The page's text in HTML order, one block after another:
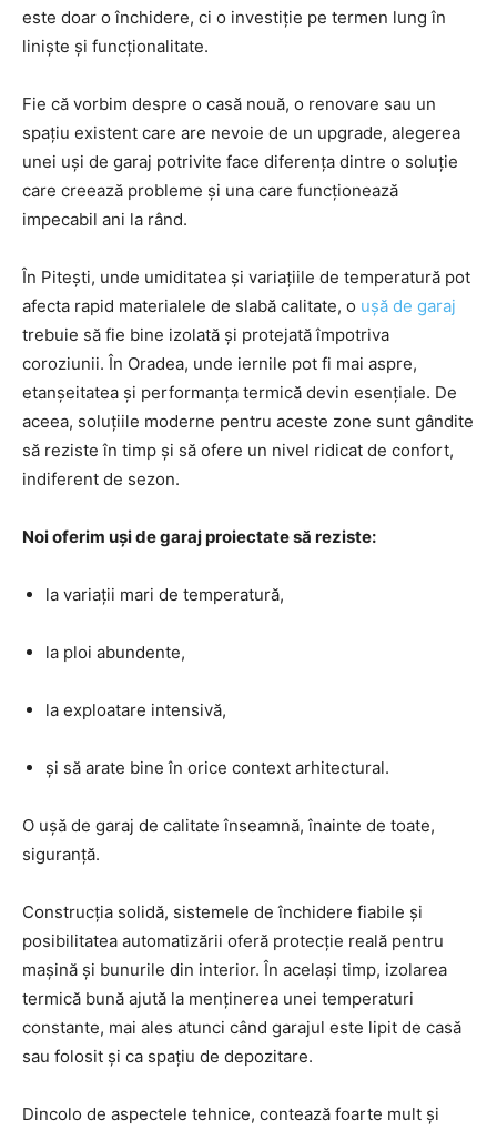
este doar o închidere, ci o investiție pe termen lung în
liniște și funcționalitate.
Fie că vorbim despre o casă nouă, o renovare sau un
spațiu existent care are nevoie de un upgrade, alegerea
unei uși de garaj potrivite face diferența dintre o soluție
care creează probleme și una care funcționează
impecabil ani la rând.
În Pitești, unde umiditatea și variațiile de temperatură pot
afecta rapid materialele de slabă calitate, o ușă de garaj
trebuie să fie bine izolată și protejată împotriva
coroziunii. În Oradea, unde iernile pot fi mai aspre,
etanșeitatea și performanța termică devin esențiale. De
aceea, soluțiile moderne pentru aceste zone sunt gândite
să reziste în timp și să ofere un nivel ridicat de confort,
indiferent de sezon.
Noi oferim uși de garaj proiectate să reziste:
la variații mari de temperatură,
la ploi abundente,
la exploatare intensivă,
și să arate bine în orice context arhitectural.
O ușă de garaj de calitate înseamnă, înainte de toate,
siguranță.
Construcția solidă, sistemele de închidere fiabile și
posibilitatea automatizării oferă protecție reală pentru
mașină și bunurile din interior. În același timp, izolarea
termică bună ajută la menținerea unei temperaturi
constante, mai ales atunci când garajul este lipit de casă
sau folosit și ca spațiu de depozitare.
Dincolo de aspectele tehnice, contează foarte mult și